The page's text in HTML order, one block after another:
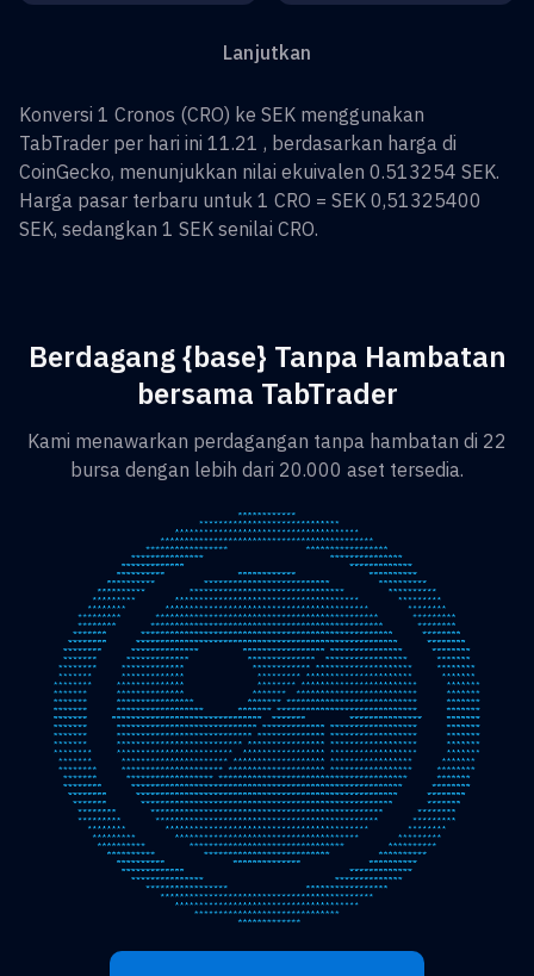
Lanjutkan
Konversi 1 Cronos (CRO) ke SEK menggunakan
TabTrader per hari ini 11.21 , berdasarkan harga di
CoinGecko, menunjukkan nilai ekuivalen 0.513254 SEK.
Harga pasar terbaru untuk 1 CRO = SEK 0,51325400
SEK, sedangkan 1 SEK senilai CRO.
Berdagang {base} Tanpa Hambatan
bersama TabTrader
Kami menawarkan perdagangan tanpa hambatan di 22
bursa dengan lebih dari 20.000 aset tersedia.